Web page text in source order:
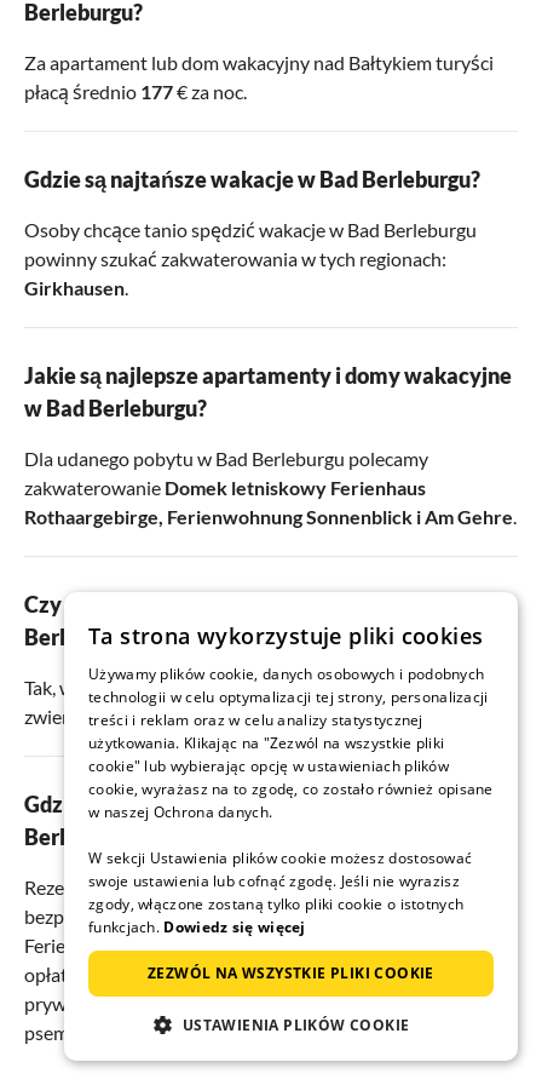
zapalonych wędrowców!
Berleburgu?
Za apartament lub dom wakacyjny nad Bałtykiem turyści
płacą średnio 177€ za noc.
Gdzie są najtańsze wakacje w Bad Berleburgu?
Osoby chcące tanio spędzić wakacje w Bad Berleburgu
powinny szukać zakwaterowania w tych regionach:
Girkhausen.
Jakie są najlepsze apartamenty i domy wakacyjne
w Bad Berleburgu?
Dla udanego pobytu w Bad Berleburgu polecamy
zakwaterowanie Domek letniskowy Ferienhaus
Rothaargebirge, Ferienwohnung Sonnenblick iAm Gehre.
Czy są przyjazne psom apartamenty w Bad
Berleburgu?
Tak, w Bad Berleburgu jest 11
obiektów przyjaznych
zwierzętom.
Gdzie najlepiej rezerwować wakacje w Bad
Berleburgu?
Rezerwacja apartamentów i domów wakacyjnych
bezpośrednio od właściciela - najlepiej zrobić to na
Ferienhausmiete.de. Tutaj nie płacisz żadnych dodatkowych
opłat, tylko czystą cenę wynajmu. Apartament od osoby
prywatnej jest idealny dla rodzin, par, a nawet na wakacje z
psem.
Ta strona wykorzystuje pliki cookies
Używamy plików cookie, danych osobowych i podobnych
technologii w celu optymalizacji tej strony, personalizacji
treści i reklam oraz w celu analizy statystycznej
użytkowania. Klikając na "Zezwól na wszystkie pliki
cookie" lub wybierając opcję w ustawieniach plików
cookie, wyrażasz na to zgodę, co zostało również opisane
w naszej Ochrona danych.
W sekcji Ustawienia plików cookie możesz dostosować
swoje ustawienia lub cofnąć zgodę. Jeśli nie wyrazisz
zgody, włączone zostaną tylko pliki cookie o istotnych
funkcjach. Dowiedz się więcej
ZEZWÓL NA WSZYSTKIE PLIKI COOKIE
USTAWIENIA PLIKÓW COOKIE